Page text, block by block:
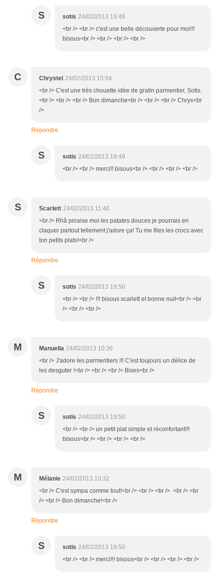
S sotis 24/02/2013 19:49
<br /> <br /> c'est une belle découverte pour moi!!!
bisous<br /> <br /> <br /> <br />
C Chrystel 24/02/2013 15:54
<br /> C'est une très chouette idée de gratin parmentier, Sotis.
<br /> <br /> <br /> Bon dimanche<br /> <br /> <br /> Chrys<br
/>
Répondre
S sotis 24/02/2013 19:49
<br /> <br /> merci!! bisous<br /> <br /> <br /> <br />
S Scarlett 24/02/2013 11:40
<br /> Rhâ pinaise moi les patates douces je pourrais en
claquer partout tellement j'adore ça! Tu me files les crocs avec
ton petits plats!<br />
Répondre
S sotis 24/02/2013 19:50
<br /> <br /> !!! bisous scarlett et bonne nuit<br /> <br
/> <br /> <br />
M Manuella 24/02/2013 10:36
<br /> J'adore les parmentiers !!! C'est toujours un délice de
les desguter !<br /> <br /> <br /> Bises<br />
Répondre
S sotis 24/02/2013 19:50
<br /> <br /> un petit plat simple et réconfortant!!!
bisous<br /> <br /> <br /> <br />
M Mélanie 24/02/2013 10:32
<br /> C'est sympa comme tout!<br /> <br /> <br /> <br /> <br
/> <br /> Bon dimanche!<br />
Répondre
S sotis 24/02/2013 19:50
<br /> <br /> merci!!! bisous<br /> <br /> <br /> <br />